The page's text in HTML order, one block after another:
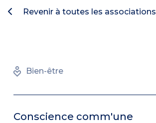
Revenir à toutes les associations
Bien-être
Conscience comm'une